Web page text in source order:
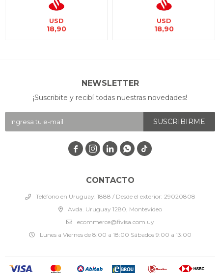
USD
18,90
USD
18,90
CONTACTO
Teléfono en Uruguay: 1888 / Desde el exterior: 29020808
Avda. Uruguay 1280, Montevideo
ecommerce@fivisa.com.uy
Lunes a Viernes de 8:00 a 18:00 Sábados 9:00 a 13:00
NEWSLETTER
¡Suscribite y recibí todas nuestras novedades!
SUSCRIBIRME
   